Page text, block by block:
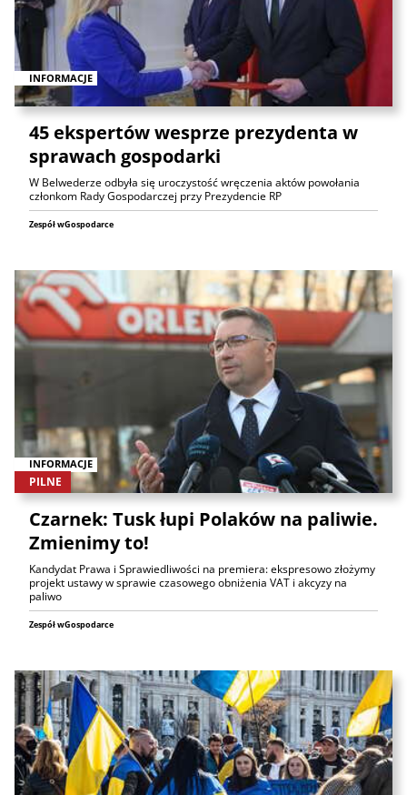
INFORMACJE
45 ekspertów wesprze prezydenta w
sprawach gospodarki
W Belwederze odbyła się uroczystość wręczenia aktów powołania
członkom Rady Gospodarczej przy Prezydencie RP
Zespół wGospodarce
INFORMACJE
PILNE
Czarnek: Tusk łupi Polaków na paliwie.
Zmienimy to!
Kandydat Prawa i Sprawiedliwości na premiera: ekspresowo złożymy
projekt ustawy w sprawie czasowego obniżenia VAT i akcyzy na
paliwo
Zespół wGospodarce